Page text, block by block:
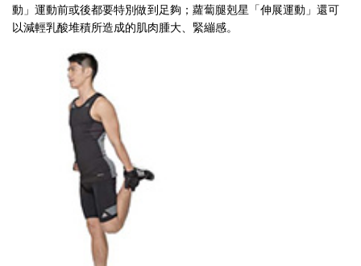
動」運動前或後都要特別做到足夠；蘿蔔腿剋星「伸展運動」還可
以減輕乳酸堆積所造成的肌肉腫大、緊繃感。